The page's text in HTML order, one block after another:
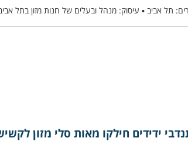
ידידים חילקו מאות סלי מזון